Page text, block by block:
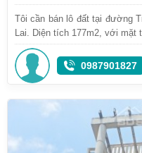
Tôi cần bán lô đất tại đường
Lai. Diện tích 177m2, với mặt
0987901827